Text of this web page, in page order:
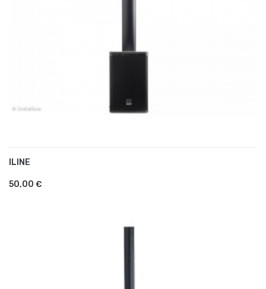
ILINE
50,00 €